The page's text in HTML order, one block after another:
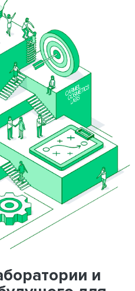
и